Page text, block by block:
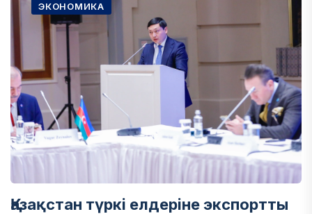
ЭКОНОМИКА
Қазақстан түркі елдеріне экспортты